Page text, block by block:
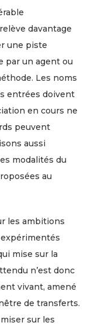
davantage
une piste
par un agent ou
Les noms
entrées doivent
en cours ne
peuvent
aussi
modalités du
au
les ambitions
mise sur la
n’est donc
vivant, amené
de transferts.
sur les